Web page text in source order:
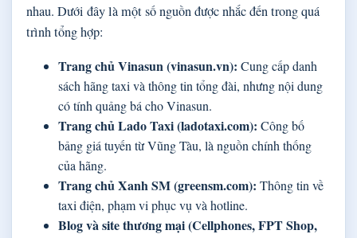
nhau. Dưới đây là một số nguồn được nhắc đến trong quá
trình tổng hợp:
Trang chủ Vinasun (vinasun.vn): Cung cấp danh
sách hãng taxi và thông tin tổng đài, nhưng nội dung
có tính quảng bá cho Vinasun.
Trang chủ Lado Taxi (ladotaxi.com): Công bố
bảng giá tuyến từ Vũng Tàu, là nguồn chính thống
của hãng.
Trang chủ Xanh SM (greensm.com): Thông tin về
taxi điện, phạm vi phục vụ và hotline.
Blog và site thương mại (Cellphones, FPT Shop,